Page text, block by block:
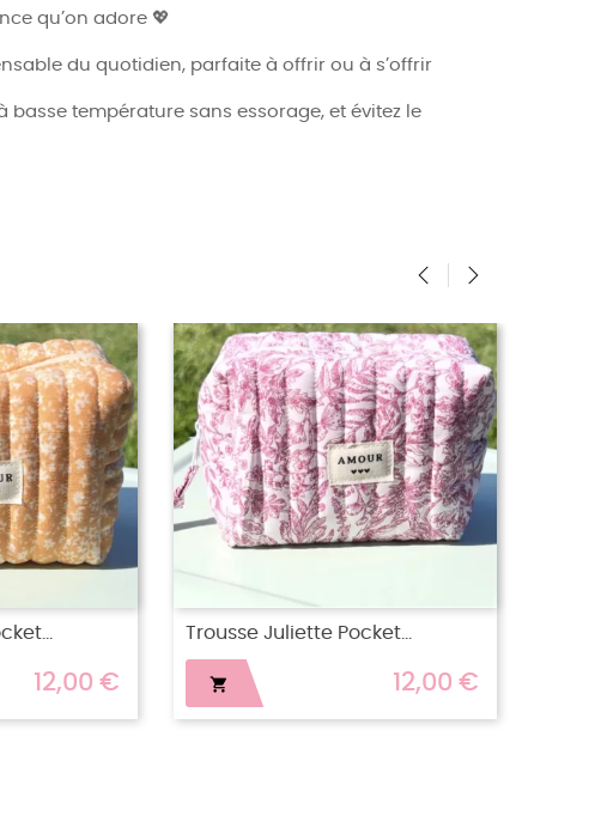
qu’on adore 💖
du quotidien, parfaite à offrir ou à s’offrir
température sans essorage, et évitez le
DE STOCK
12,00 €
Trousse Juliette Pocket...
 12,00 €
‹ ›